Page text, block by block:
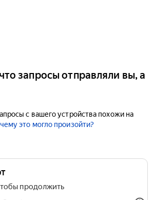
запросы отправляли вы, а
с вашего устройства похожи на
это могло произойти?
продолжить